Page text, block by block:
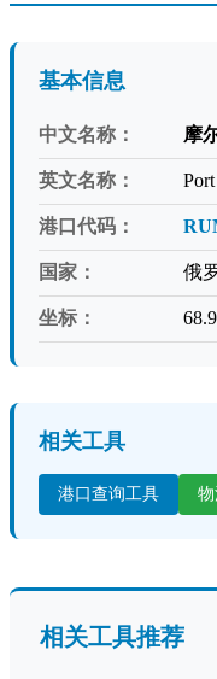
基本信息
中文名称： 摩
英文名称：
港口代码：
国家： 俄
坐标：
相关工具
港口查询工具
相关工具推荐